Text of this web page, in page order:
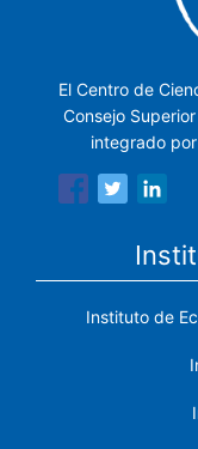
El Centro de
Consejo
integrado
Instituto de